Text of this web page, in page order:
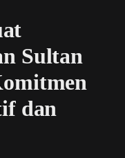
Sultan
dan